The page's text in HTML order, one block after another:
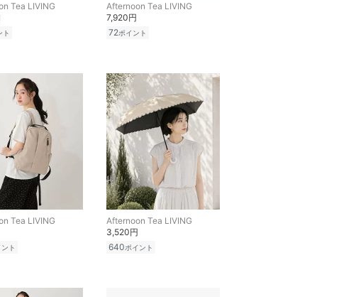
Tea LIVING
ト
Afternoon Tea LIVING
7,920円
72ポイント
Tea LIVING
ト
Afternoon Tea LIVING
3,520円
640ポイント